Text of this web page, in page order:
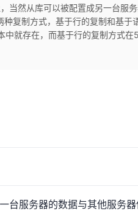
当然从库可以被配置成另一台服
复制方式，基于行的复制和基于
就存在，而基于行的复制方式
台服务器的数据与其他服务